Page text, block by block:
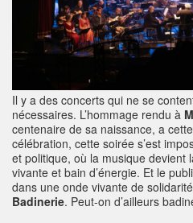
Il y a des concerts qui ne se
nécessaires. L’hommage rendu à
centenaire de sa naissance, a
célébration, cette soirée s’est
et politique, où la musique devient
vivante et bain d’énergie. Et le
dans une onde vivante de
Badinerie. Peut-on d’ailleurs